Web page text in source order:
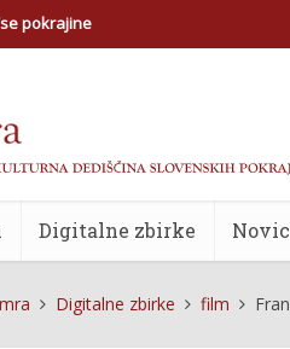
pokrajine
Digitalne zbirke
Digitalne zbirke film